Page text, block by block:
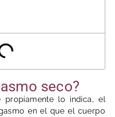
seco?
lo indica, el
en el que el cuerpo